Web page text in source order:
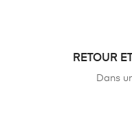
RETOUR
Dans